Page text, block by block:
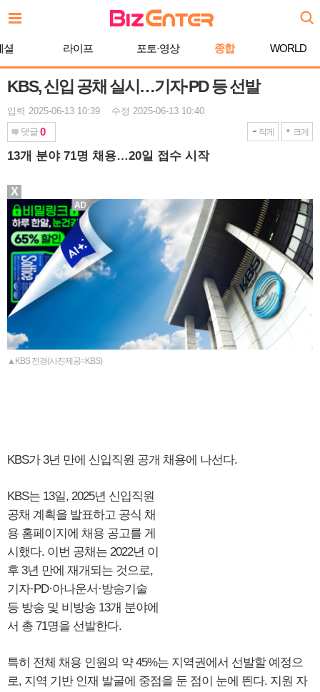
문
로셜 라이프 포토·영상 종합 WORLD
KBS, 신입 공채 실시…기자·PD 등 선발
입력 2025-06-13 10:39 수정 2025-06-13 10:40
댓글 0 작게 크게
13개 분야 71명 채용…20일 접수 시작
▲KBS 전경(사진제공=KBS)
KBS가 3년 만에 신입직원 공개 채용에 나선다.
KBS는 13일, 2025년 신입직원
공채 계획을 발표하고 공식 채
용 홈페이지에 채용 공고를 게
시했다. 이번 공채는 2022년 이
후 3년 만에 재개되는 것으로,
기자·PD·아나운서·방송기술
등 방송 및 비방송 13개 분야에
서 총 71명을 선발한다.
특히 전체 채용 인원의 약 45%는 지역권에서 선발할 예정으
로, 지역 기반 인재 발굴에 중점을 둔 점이 눈에 띈다. 지원 자
X